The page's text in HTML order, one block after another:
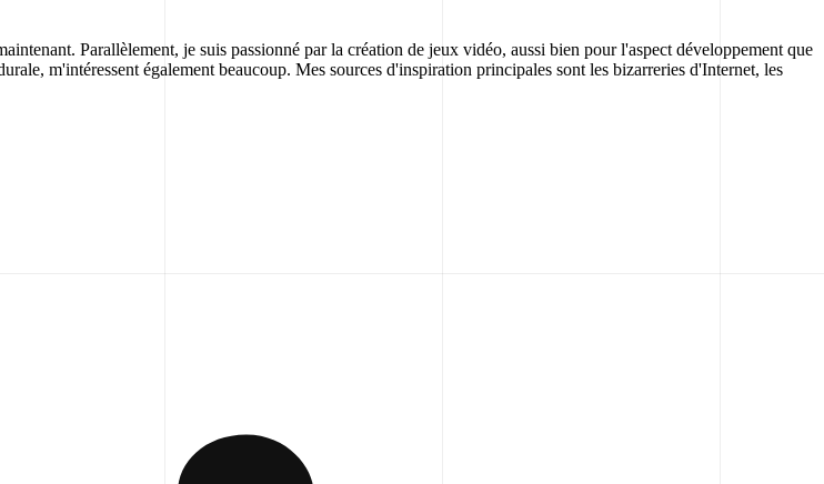
Parallèlement, je suis passionné par la création de jeux vidéo, aussi bien pour l'aspect développement que
m'intéressent également beaucoup. Mes sources d'inspiration principales sont les bizarreries d'Internet, les